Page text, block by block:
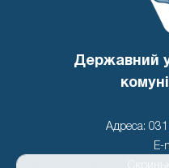
Державний
Адреса:
E-